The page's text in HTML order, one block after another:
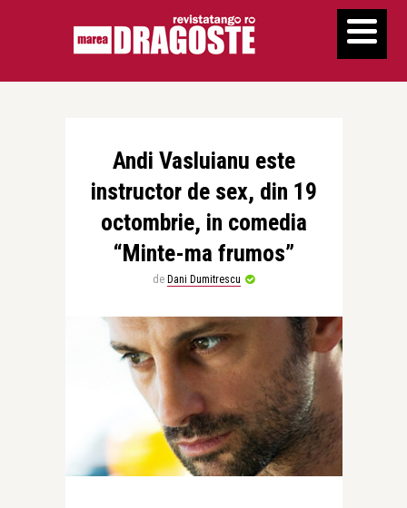
Andi Vasluianu este
instructor de sex, din 19
octombrie, in comedia
“Minte-ma frumos”
de Dani Dumitrescu